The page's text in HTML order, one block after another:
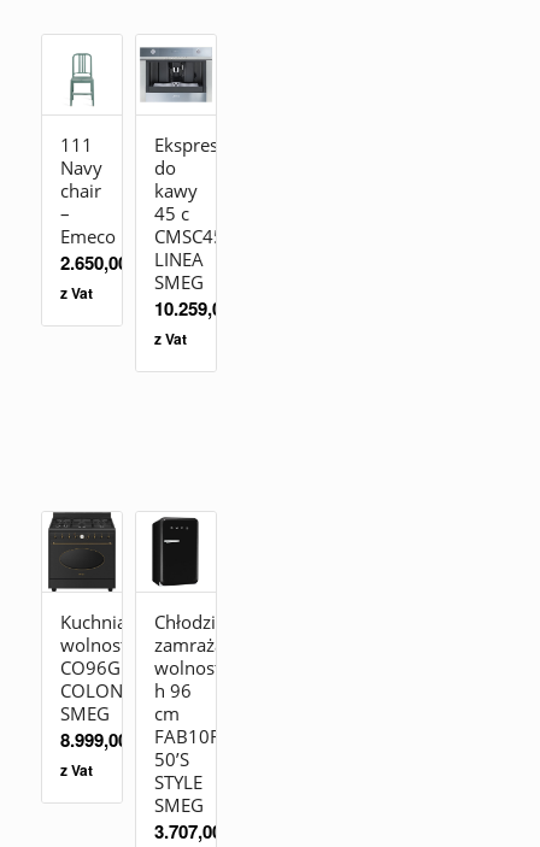
111
Navy
chair
–
Emeco
2.650,00
z Vat
Ekspres
do
kawy
45 c
CMSC451
LINEA
SMEG
10.259,00
z Vat
Kuchnia
wolnostojąca
CO96GMA9
COLONIALE
SMEG
8.999,00
z Vat
Chłodziarko-
zamrażarka
wolnostojąca
h 96
cm
FAB10RBL2
50’S
STYLE
SMEG
3.707,00